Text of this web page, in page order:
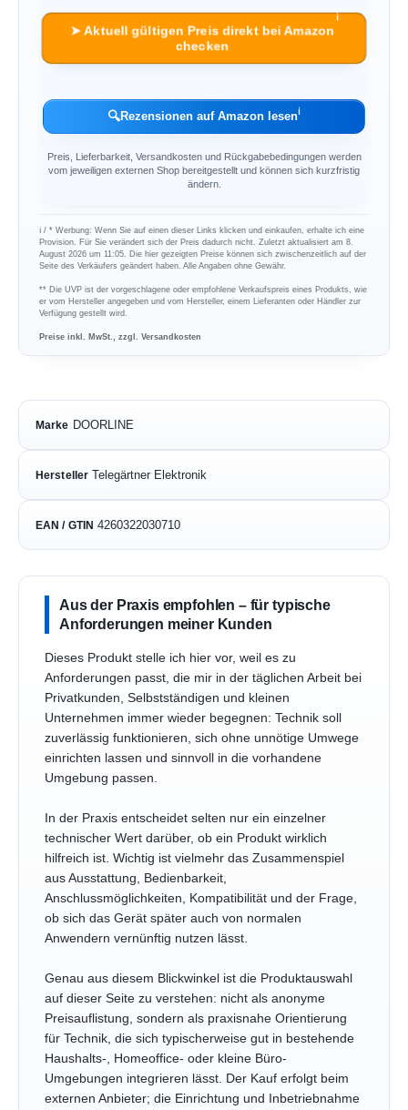
➤ Aktuell gültigen Preis direkt bei Amazon
checken
ℹ︎
🔍Rezensionen auf Amazon lesenℹ︎
Preis, Lieferbarkeit, Versandkosten und Rückgabebedingungen werden
vom jeweiligen externen Shop bereitgestellt und können sich kurzfristig
ändern.
ℹ︎ / * Werbung: Wenn Sie auf einen dieser Links klicken und einkaufen, erhalte ich eine
Provision. Für Sie verändert sich der Preis dadurch nicht. Zuletzt aktualisiert am 8.
August 2026 um 11:05. Die hier gezeigten Preise können sich zwischenzeitlich auf der
Seite des Verkäufers geändert haben. Alle Angaben ohne Gewähr.
** Die UVP ist der vorgeschlagene oder empfohlene Verkaufspreis eines Produkts, wie
er vom Hersteller angegeben und vom Hersteller, einem Lieferanten oder Händler zur
Verfügung gestellt wird.
Preise inkl. MwSt., zzgl. Versandkosten
Marke DOORLINE
Hersteller Telegärtner Elektronik
EAN / GTIN 4260322030710
Aus der Praxis empfohlen – für typische
Anforderungen meiner Kunden
Dieses Produkt stelle ich hier vor, weil es zu
Anforderungen passt, die mir in der täglichen Arbeit bei
Privatkunden, Selbstständigen und kleinen
Unternehmen immer wieder begegnen: Technik soll
zuverlässig funktionieren, sich ohne unnötige Umwege
einrichten lassen und sinnvoll in die vorhandene
Umgebung passen.
In der Praxis entscheidet selten nur ein einzelner
technischer Wert darüber, ob ein Produkt wirklich
hilfreich ist. Wichtig ist vielmehr das Zusammenspiel
aus Ausstattung, Bedienbarkeit,
Anschlussmöglichkeiten, Kompatibilität und der Frage,
ob sich das Gerät später auch von normalen
Anwendern vernünftig nutzen lässt.
Genau aus diesem Blickwinkel ist die Produktauswahl
auf dieser Seite zu verstehen: nicht als anonyme
Preisauflistung, sondern als praxisnahe Orientierung
für Technik, die sich typischerweise gut in bestehende
Haushalts-, Homeoffice- oder kleine Büro-
Umgebungen integrieren lässt. Der Kauf erfolgt beim
externen Anbieter; die Einrichtung und Inbetriebnahme